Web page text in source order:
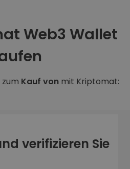
Web3 Wallet
Kauf von mit Kriptomat:
verifizieren Sie